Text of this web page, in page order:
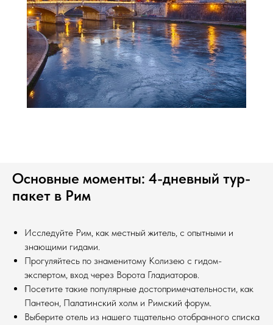
Основные моменты: 4-дневный тур-
пакет в Рим
Исследуйте Рим, как местный житель, с опытными и
знающими гидами.
Прогуляйтесь по знаменитому Колизею с гидом-
экспертом, вход через Ворота Гладиаторов.
Посетите такие популярные достопримечательности, как
Пантеон, Палатинский холм и Римский форум.
Выберите отель из нашего тщательно отобранного списка